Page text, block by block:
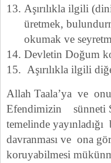
Aşırılıkla ilgili
üretmek,
okumak ve
Devletin Doğum
Aşırılıkla ilgili
Allah Taala’ya ve
Efendimizin sünneti
temelinde
davranması ve ona
koruyabilmesi